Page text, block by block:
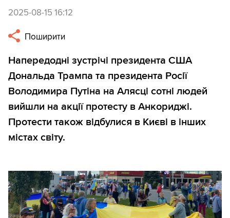
2025-08-15 16:12
Поширити
Напередодні зустрічі президента США
Дональда Трампа та президента Росії
Володимира Путіна на Алясці сотні людей
вийшли на акції протесту в Анкориджі.
Протести також відбулися в Києві в інших
містах світу.